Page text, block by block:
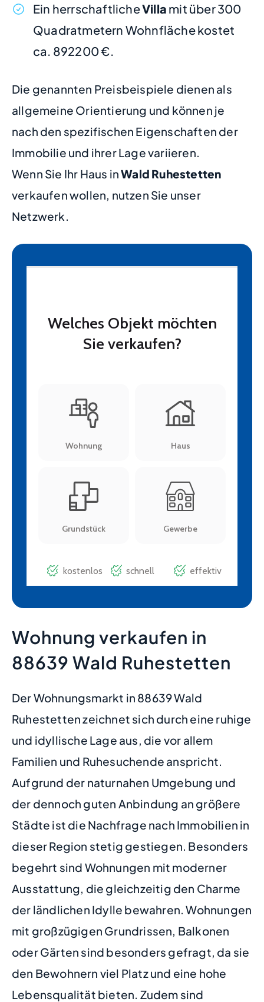
Ein herrschaftlicheVilla mit über 300
Quadratmetern Wohnfläche kostet
ca. 892200 €.
Die genannten Preisbeispiele dienen als
allgemeine Orientierung und können je
nach den spezifischen Eigenschaften der
Immobilie und ihrer Lage variieren.
Wenn Sie Ihr Haus inWald Ruhestetten
verkaufen wollen, nutzen Sie unser
Netzwerk.
Wohnung verkaufen in
88639 Wald Ruhestetten
Der Wohnungsmarkt in 88639 Wald
Ruhestetten zeichnet sich durch eine ruhige
und idyllische Lage aus, die vor allem
Familien und Ruhesuchende anspricht.
Aufgrund der naturnahen Umgebung und
der dennoch guten Anbindung an größere
Städte ist die Nachfrage nach Immobilien in
dieser Region stetig gestiegen. Besonders
begehrt sind Wohnungen mit moderner
Ausstattung, die gleichzeitig den Charme
der ländlichen Idylle bewahren. Wohnungen
mit großzügigen Grundrissen, Balkonen
oder Gärten sind besonders gefragt, da sie
den Bewohnern viel Platz und eine hohe
Lebensqualität bieten. Zudem sind